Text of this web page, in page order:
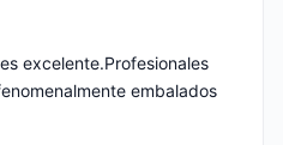
excelente.Profesionales
embalados